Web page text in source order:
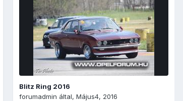
Blitz Ring 2016
forumadmin által, Május4, 2016